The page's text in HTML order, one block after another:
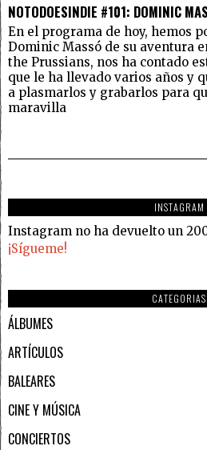
NOTODOESINDIE #101: DOMINIC
En el programa de hoy, hemos
Dominic Massó de su aventura
the Prussians, nos ha contado
que le ha llevado varios años y
a plasmarlos y grabarlos para
maravilla
INSTAGRAM
Instagram no ha devuelto un
¡Sígueme!
CATEGORIAS
ÁLBUMES
ARTÍCULOS
BALEARES
CINE Y MÚSICA
CONCIERTOS